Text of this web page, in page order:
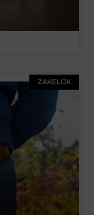
ZAKELIJK